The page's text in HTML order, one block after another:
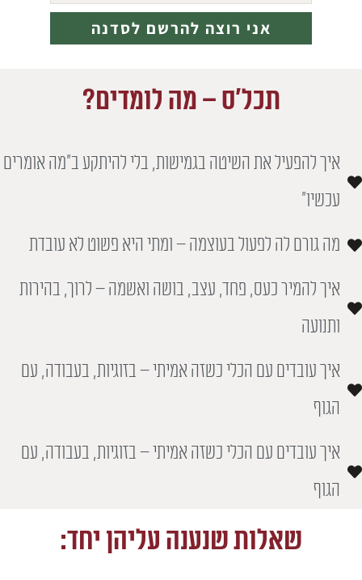
תכל'ס – מה לומדים?
איך להפעיל את השיטה בגמישות, בלי להיתקע ב"מה אומרים
עכשיו"
מה גורם לה לפעול בעוצמה – ומתי היא פשוט לא עובדת
איך להמיר כעס, פחד, עצב, בושה ואשמה – לרוך, בהירות
ותנועה
איך עובדים עם הכלי כשזה אמיתי – בזוגיות, בעבודה, עם
הגוף
איך עובדים עם הכלי כשזה אמיתי – בזוגיות, בעבודה, עם
הגוף
שאלות שנענה עליהן יחד: